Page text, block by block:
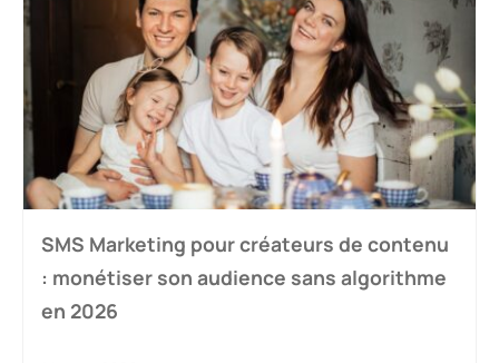
SMS Marketing pour créateurs de contenu
: monétiser son audience sans algorithme
en 2026